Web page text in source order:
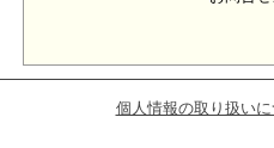
個人情報の取り扱い